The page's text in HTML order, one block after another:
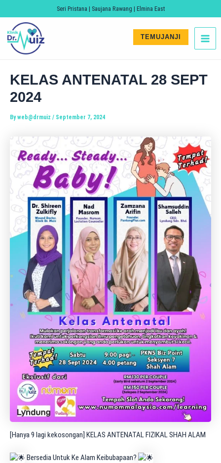
to
content
Seri Pristana | Saujana Rawang | Elmina East
TEMUJANJI
KELAS ANTENATAL 28 SEPT
2024
Byweb@drmuiz / September 7, 2024
[Hanya 9 lagi kekosongan] KELAS ANTENATAL FIZIKAL SHAH ALAM
Bersedia Untuk Ke Alam Keibubapaan?
navigation